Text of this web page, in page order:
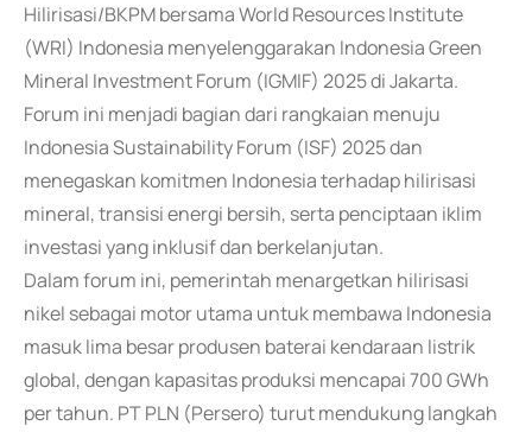
Hilirisasi/BKPM bersama World Resources Institute
(WRI) Indonesia menyelenggarakan Indonesia Green
Mineral Investment Forum (IGMIF) 2025 di Jakarta.
Forum ini menjadi bagian dari rangkaian menuju
Indonesia Sustainability Forum (ISF) 2025 dan
menegaskan komitmen Indonesia terhadap hilirisasi
mineral, transisi energi bersih, serta penciptaan iklim
investasi yang inklusif dan berkelanjutan.
Dalam forum ini, pemerintah menargetkan hilirisasi
nikel sebagai motor utama untuk membawa Indonesia
masuk lima besar produsen baterai kendaraan listrik
global, dengan kapasitas produksi mencapai 700 GWh
per tahun. PT PLN (Persero) turut mendukung langkah